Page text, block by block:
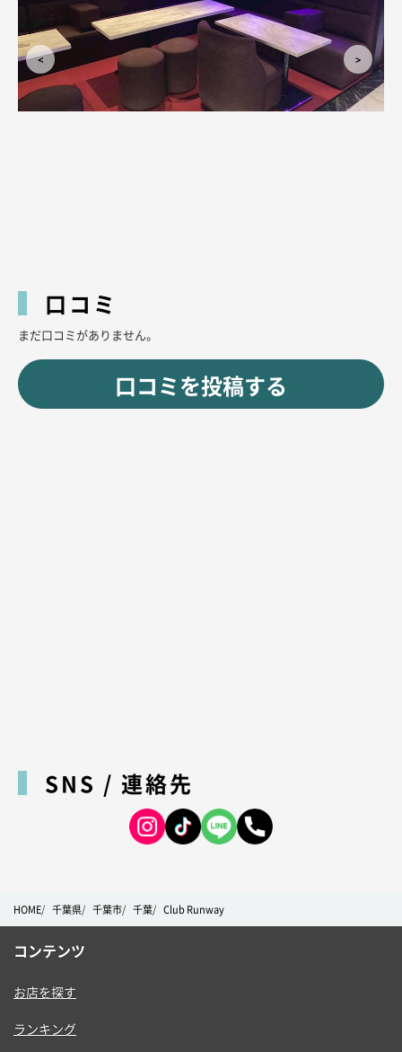
口コミ
まだ口コミがありません。
口コミを投稿する
SNS / 連絡先
HOME 千葉県 千葉市 千葉 Club Runway
コンテンツ
お店を探す
ランキング